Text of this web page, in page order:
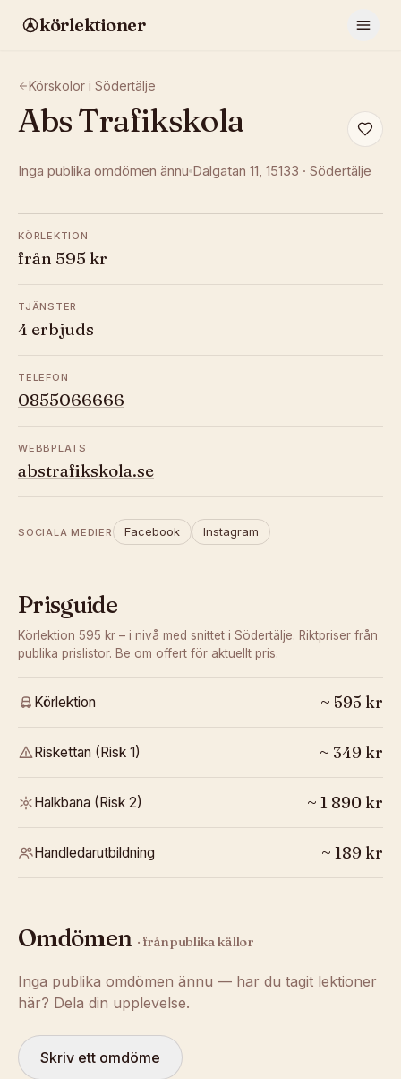
körlektioner
Körskolor i Södertälje
Abs Trafikskola
Inga publika omdömen ännu Dalgatan 11, 15133 · Södertälje
KÖRLEKTION
från 595 kr
TJÄNSTER
4 erbjuds
TELEFON
0855066666
WEBBPLATS
abstrafikskola.se
SOCIALA MEDIER Facebook Instagram
Prisguide
Körlektion 595 kr – i nivå med snittet i Södertälje. Riktpriser från
publika prislistor. Be om offert för aktuellt pris.
Körlektion ~ 595 kr
Riskettan (Risk 1) ~ 349 kr
Halkbana (Risk 2) ~ 1 890 kr
Handledarutbildning ~ 189 kr
Omdömen · från publika källor
Inga publika omdömen ännu — har du tagit lektioner
här? Dela din upplevelse.
Skriv ett omdöme